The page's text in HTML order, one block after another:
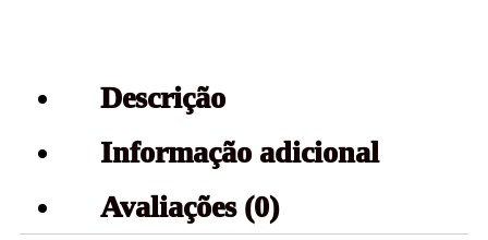
Descrição
Informação adicional
Avaliações (0)